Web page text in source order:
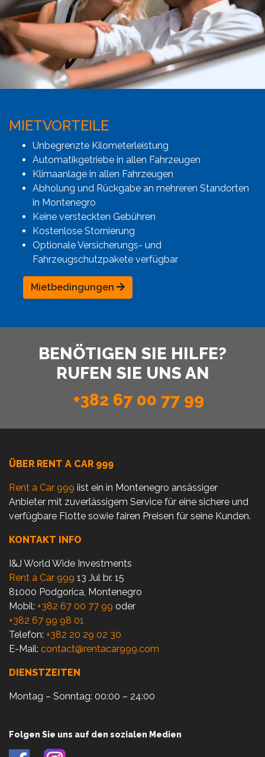
MIETVORTEILE
Unbegrenzte Kilometerleistung
Automatikgetriebe in allen Fahrzeugen
Klimaanlage in allen Fahrzeugen
Abholung und Rückgabe an mehreren Standorten
in Montenegro
Keine versteckten Gebühren
Kostenlose Stornierung
Optionale Versicherungs- und
Fahrzeugschutzpakete verfügbar
Mietbedingungen
BENÖTIGEN SIE HILFE?
RUFEN SIE UNS AN
+382 67 00 77 99
ÜBER RENT A CAR 999
Rent a Car 999 iist ein in Montenegro ansässiger
Anbieter mit zuverlässigem Service für eine sichere und
verfügbare Flotte sowie fairen Preisen für seine Kunden.
KONTAKT INFO
I&J World Wide Investments
Rent a Car 999 13 Jul br. 15
81000 Podgorica, Montenegro
Mobil: +382 67 00 77 99 oder
+382 67 99 98 01
Telefon: +382 20 29 02 30
E-Mail: contact@rentacar999.com
DIENSTZEITEN
Montag – Sonntag: 00:00 – 24:00
Folgen Sie uns auf den sozialen Medien